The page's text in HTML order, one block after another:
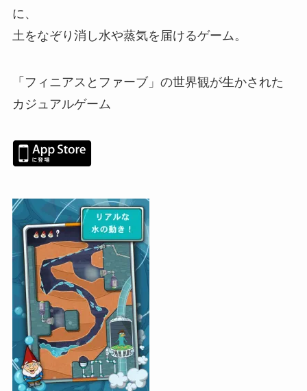
に、
土をなぞり消し水や蒸気を届けるゲーム。
「フィニアスとファーブ」の世界観が生かされた
カジュアルゲーム